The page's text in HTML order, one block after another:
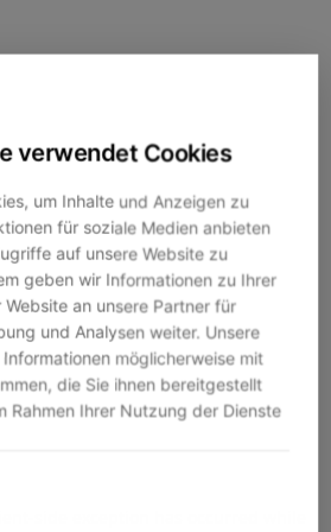
verwendet Cookies
um Inhalte und Anzeigen zu
für soziale Medien anbieten
auf unsere Website zu
geben wir Informationen zu Ihrer
an unsere Partner für
und Analysen weiter. Unsere
möglicherweise mit
die Sie ihnen bereitgestellt
Rahmen Ihrer Nutzung der Dienste